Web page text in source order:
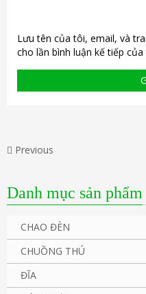
Lưu tên của tôi, email, và
cho lần bình luận kế tiếp của
Previous
Danh mục sản phẩm
CHAO ĐÈN
CHUỒNG THÚ
ĐĨA